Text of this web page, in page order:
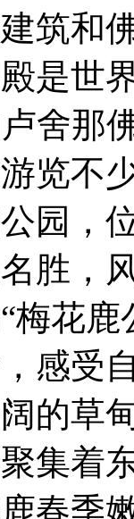
筑和
是世
舍那
览不
园，
胜，
梅花
感受
的草
集着
春季